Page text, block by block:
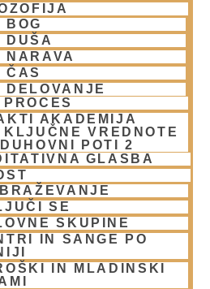
BOG
DUŠA
NARAVA
ČAS
DELOVANJE
PROCES
AKADEMIJA
KLJUČNE VREDNOTE
POTI 2
GLASBA
SE
SKUPINE
IN SANGE PO
IN MLADINSKI
Poiščite Dogodki Po Ključni